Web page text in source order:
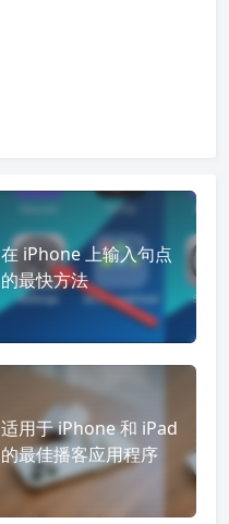
在 iPhone 上输入句点
的最快方法
适用于 iPhone 和 iPad
的最佳播客应用程序